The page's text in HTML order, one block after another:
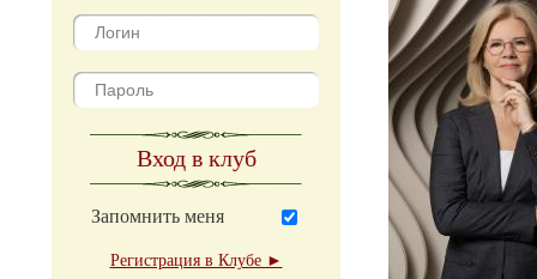
Вход в клуб
Запомнить меня
Регистрация в Клубе ►